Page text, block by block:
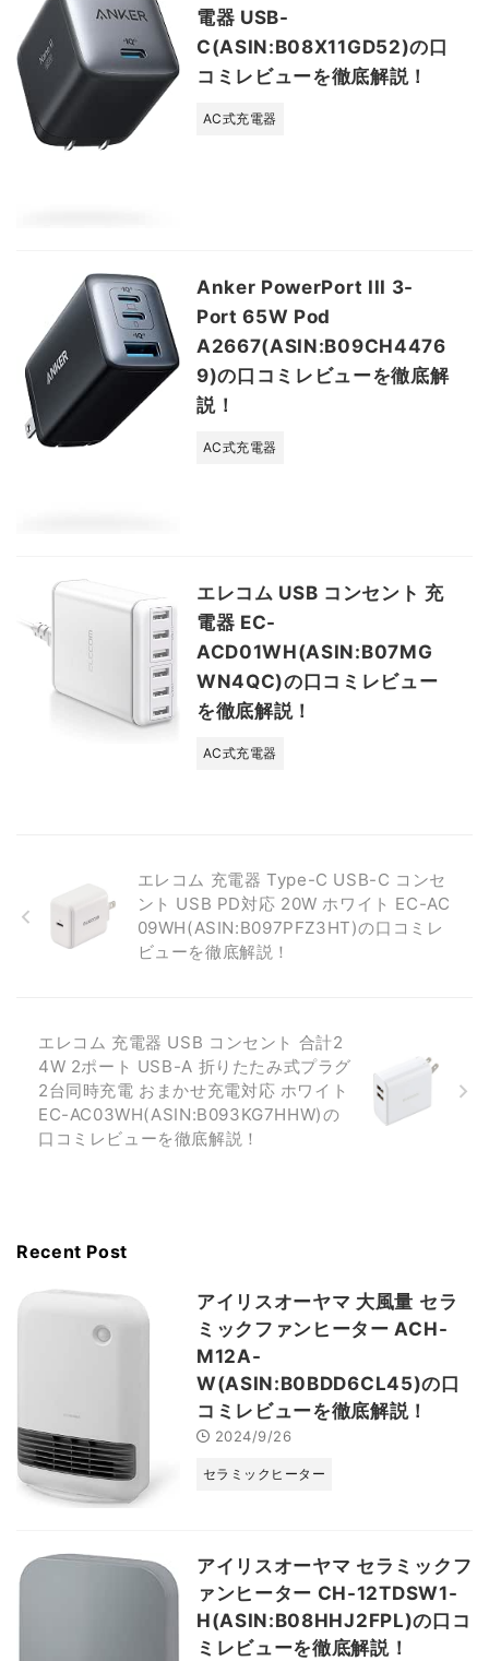
電器 USB-
C(ASIN:B08X11GD52)の口
コミレビューを徹底解説！
AC式充電器
Anker PowerPort III 3-
Port 65W Pod
A2667(ASIN:B09CH4476
9)の口コミレビューを徹底解
説！
AC式充電器
エレコム USB コンセント 充
電器 EC-
ACD01WH(ASIN:B07MG
WN4QC)の口コミレビュー
を徹底解説！
AC式充電器
エレコム 充電器 Type-C USB-C コンセ
ント USB PD対応 20W ホワイト EC-AC
09WH(ASIN:B097PFZ3HT)の口コミレ
ビューを徹底解説！
エレコム 充電器 USB コンセント 合計2
4W 2ポート USB-A 折りたたみ式プラグ
2台同時充電 おまかせ充電対応 ホワイト
EC-AC03WH(ASIN:B093KG7HHW)の
口コミレビューを徹底解説！
Recent Post
アイリスオーヤマ 大風量 セラ
ミックファンヒーター ACH-
M12A-
W(ASIN:B0BDD6CL45)の口
コミレビューを徹底解説！
2024/9/26
セラミックヒーター
アイリスオーヤマ セラミックフ
ァンヒーター CH-12TDSW1-
H(ASIN:B08HHJ2FPL)の口コ
ミレビューを徹底解説！